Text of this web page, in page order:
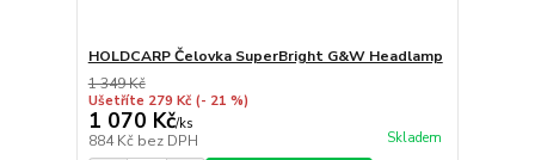
HOLDCARP Čelovka SuperBright G&W Headlamp
1 349 Kč
Ušetříte 279 Kč (- 21 %)
1 070 Kč/ks
884 Kč bez DPH Skladem